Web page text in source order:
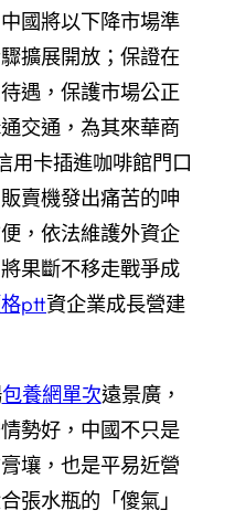
國將以下降市場準
擴展開放；保證在
遇，保護市場公正
交通，為其來華商
用卡插進咖啡館門口
賣機發出痛苦的呻
，依法維護外資企
果斷不移走戰爭成
ptt資企業成長營建
包養網單次遠景廣，
勢好，中國不只是
壤，也是平易近營
張水瓶的「傻氣」